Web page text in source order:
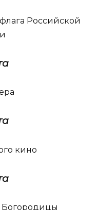
Российской
кино